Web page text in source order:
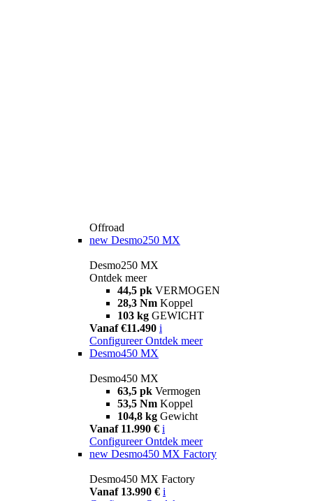
Offroad
new Desmo250 MX
Desmo250 MX
Ontdek meer
44,5 pk VERMOGEN
28,3 Nm Koppel
103 kg GEWICHT
Vanaf €11.490 i
Configureer Ontdek meer
Desmo450 MX
Desmo450 MX
63,5 pk Vermogen
53,5 Nm Koppel
104,8 kg Gewicht
Vanaf 11.990 € i
Configureer Ontdek meer
new Desmo450 MX Factory
Desmo450 MX Factory
Vanaf 13.990 € i